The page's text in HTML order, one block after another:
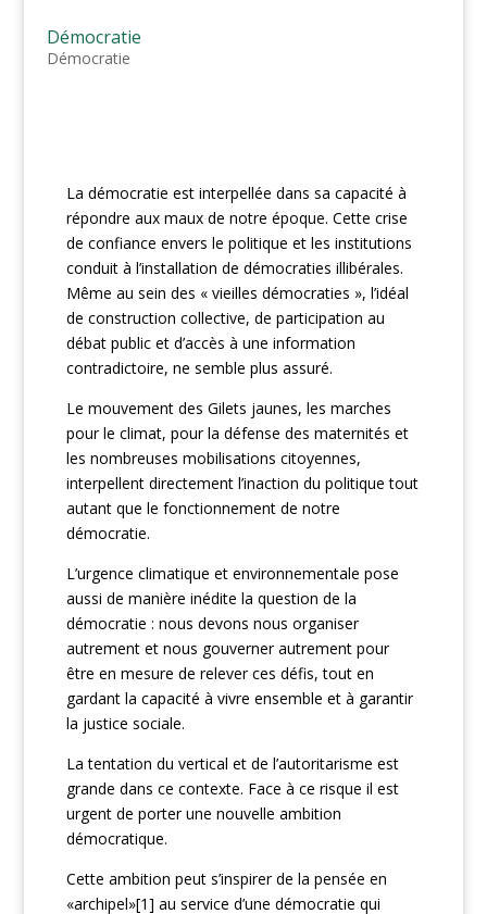
Démocratie
Démocratie
La démocratie est interpellée dans sa capacité à
répondre aux maux de notre époque. Cette crise
de confiance envers le politique et les institutions
conduit à l’installation de démocraties illibérales.
Même au sein des « vieilles démocraties », l’idéal
de construction collective, de participation au
débat public et d’accès à une information
contradictoire, ne semble plus assuré.
Le mouvement des Gilets jaunes, les marches
pour le climat, pour la défense des maternités et
les nombreuses mobilisations citoyennes,
interpellent directement l’inaction du politique tout
autant que le fonctionnement de notre
démocratie.
L’urgence climatique et environnementale pose
aussi de manière inédite la question de la
démocratie : nous devons nous organiser
autrement et nous gouverner autrement pour
être en mesure de relever ces défis, tout en
gardant la capacité à vivre ensemble et à garantir
la justice sociale.
La tentation du vertical et de l’autoritarisme est
grande dans ce contexte. Face à ce risque il est
urgent de porter une nouvelle ambition
démocratique.
Cette ambition peut s’inspirer de la pensée en
«archipel»[1] au service d’une démocratie qui